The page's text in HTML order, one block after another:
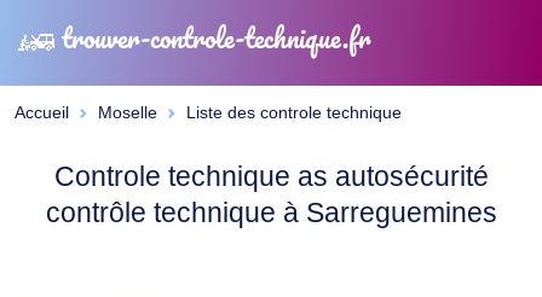
trouver-controle-technique.fr
Accueil Moselle Liste des controle technique
Controle technique as autosécurité
contrôle technique à Sarreguemines